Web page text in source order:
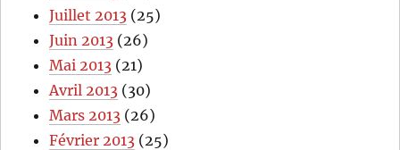
Juillet 2013 (25)
Juin 2013 (26)
Mai 2013 (21)
Avril 2013 (30)
Mars 2013 (26)
Février 2013 (25)